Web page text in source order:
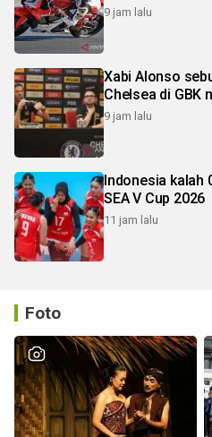
9 jam lalu
Xabi Alonso
Chelsea di GBK
9 jam lalu
Indonesia kalah
SEA V Cup 2026
11 jam lalu
Foto